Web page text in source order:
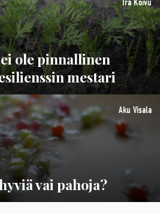
Ira Koivu
ole pinnallinen
mestari
Aku Visala
vai pahoja?